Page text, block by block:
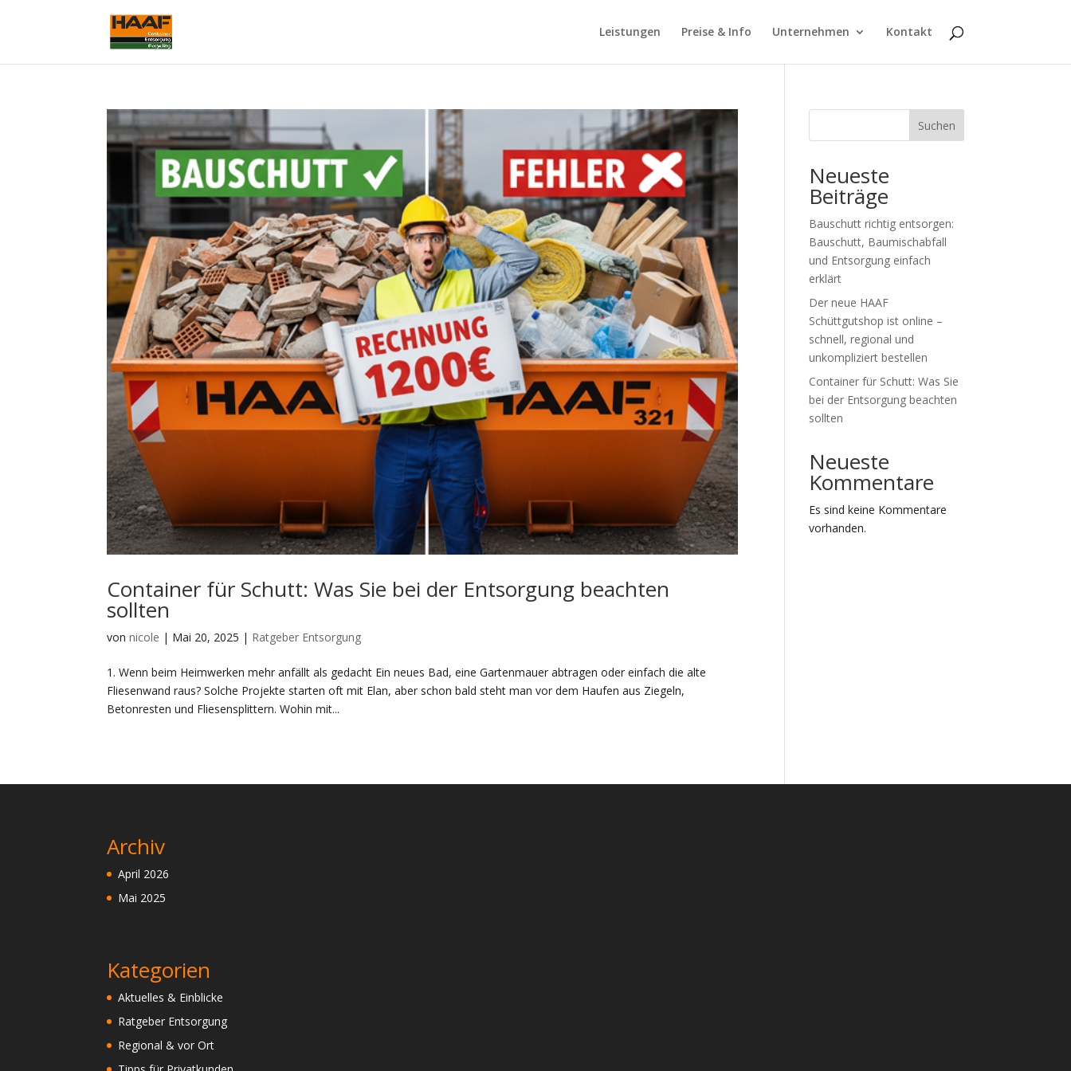
Leistungen Preise & Info Unternehmen Kontakt
Container für Schutt: Was Sie bei der Entsorgung beachten
sollten
vonnicole | Mai 20, 2025 | Ratgeber Entsorgung
1. Wenn beim Heimwerken mehr anfällt als gedacht Ein neues Bad, eine Gartenmauer abtragen oder einfach die alte
Fliesenwand raus? Solche Projekte starten oft mit Elan, aber schon bald steht man vor dem Haufen aus Ziegeln,
Betonresten und Fliesensplittern. Wohin mit...
Suchen
Neueste
Beiträge
Bauschutt richtig entsorgen:
Bauschutt, Baumischabfall
und Entsorgung einfach
erklärt
Der neue HAAF
Schüttgutshop ist online –
schnell, regional und
unkompliziert bestellen
Container für Schutt: Was Sie
bei der Entsorgung beachten
sollten
Neueste
Kommentare
Es sind keine Kommentare
vorhanden.
Archiv
April 2026
Mai 2025
Kategorien
Aktuelles & Einblicke
Ratgeber Entsorgung
Regional & vor Ort